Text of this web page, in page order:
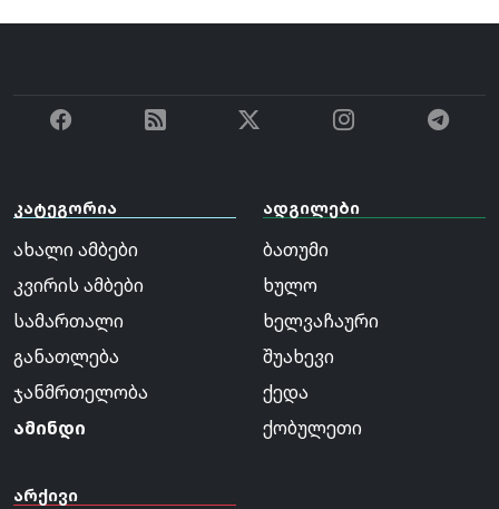
კატეგორია
ახალი ამბები
კვირის ამბები
სამართალი
განათლება
ჯანმრთელობა
ამინდი
არქივი
ადგილები
ბათუმი
ხულო
ხელვაჩაური
შუახევი
ქედა
ქობულეთი